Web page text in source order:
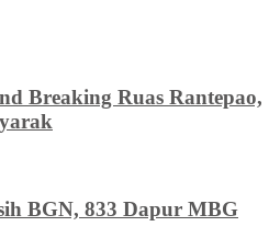
Breaking Ruas Rantepao,
BGN, 833 Dapur MBG